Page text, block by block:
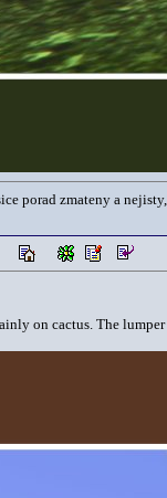
porad zmateny a
on cactus. The